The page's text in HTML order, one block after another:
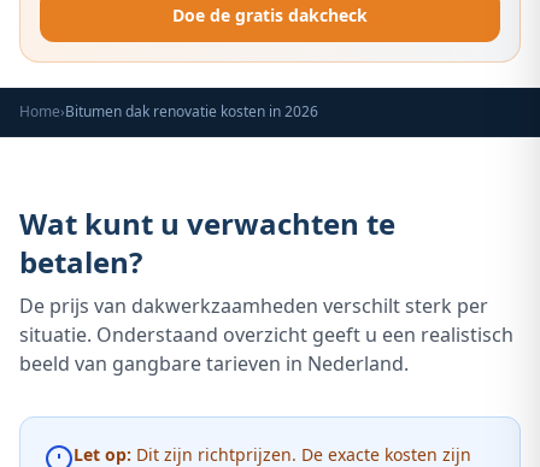
Doe de gratis dakcheck
Home›Bitumen dak renovatie kosten in 2026
Wat kunt u verwachten te
betalen?
De prijs van dakwerkzaamheden verschilt sterk per
situatie. Onderstaand overzicht geeft u een realistisch
beeld van gangbare tarieven in Nederland.
Let op: Dit zijn richtprijzen. De exacte kosten zijn